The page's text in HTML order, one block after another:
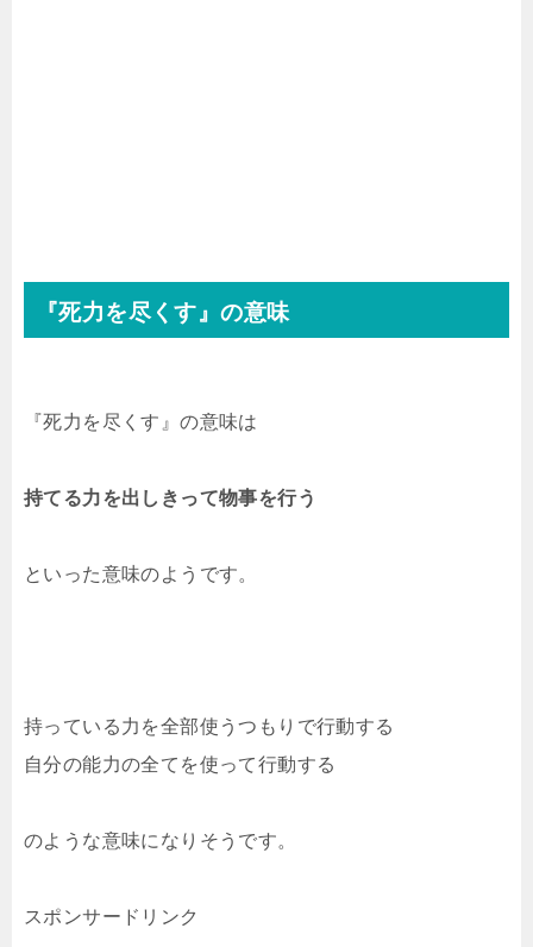
『死力を尽くす』の意味
『死力を尽くす』の意味は
持てる力を出しきって物事を行う
といった意味のようです。
持っている力を全部使うつもりで行動する
自分の能力の全てを使って行動する
のような意味になりそうです。
スポンサードリンク